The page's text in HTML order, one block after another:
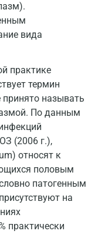
вида
практике
термин
принято называть
По данным
(2006 г.),
относят к
половым
патогенным
на
практически